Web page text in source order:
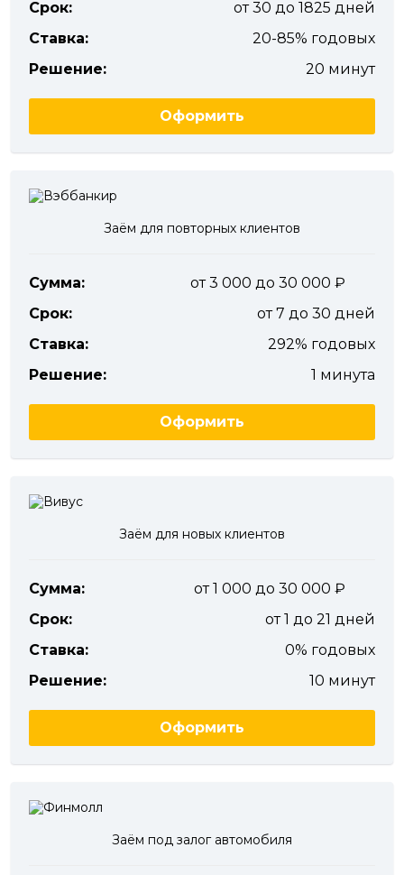
Срок:
от 30 до 1825 дней
Ставка:
20-85% годовых
Решение:
20 минут
Оформить
Заём для повторных клиентов
Сумма:
от 3 000 до 30 000
Срок:
от 7 до 30 дней
Ставка:
292% годовых
Решение:
1 минута
Оформить
Заём для новых клиентов
Сумма:
от 1 000 до 30 000
Срок:
от 1 до 21 дней
Ставка:
0% годовых
Решение:
10 минут
Оформить
Заём под залог автомобиля